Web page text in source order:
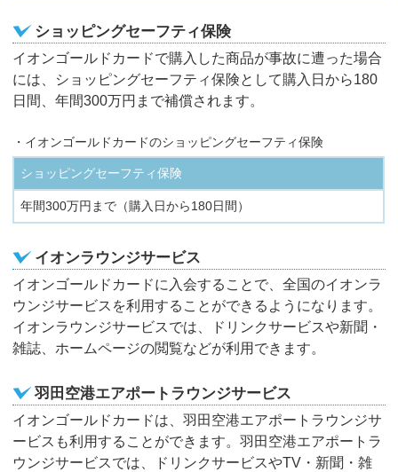
ショッピングセーフティ保険
イオンゴールドカードで購入した商品が事故に遭った場合
には、ショッピングセーフティ保険として購入日から180
日間、年間300万円まで補償されます。
・イオンゴールドカードのショッピングセーフティ保険
ショッピングセーフティ保険
年間300万円まで（購入日から180日間）
イオンラウンジサービス
イオンゴールドカードに入会することで、全国のイオンラ
ウンジサービスを利用することができるようになります。
イオンラウンジサービスでは、ドリンクサービスや新聞・
雑誌、ホームページの閲覧などが利用できます。
羽田空港エアポートラウンジサービス
イオンゴールドカードは、羽田空港エアポートラウンジサ
ービスも利用することができます。羽田空港エアポートラ
ウンジサービスでは、ドリンクサービスやTV・新聞・雑